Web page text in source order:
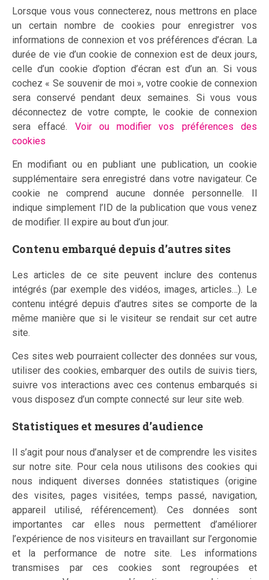
Lorsque vous vous connecterez, nous mettrons en place
un certain nombre de cookies pour enregistrer vos
informations de connexion et vos préférences d’écran. La
durée de vie d’un cookie de connexion est de deux jours,
celle d’un cookie d’option d’écran est d’un an. Si vous
cochez « Se souvenir de moi », votre cookie de connexion
sera conservé pendant deux semaines. Si vous vous
déconnectez de votre compte, le cookie de connexion
sera effacé. Voir ou modifier vos préférences des
cookies
En modifiant ou en publiant une publication, un cookie
supplémentaire sera enregistré dans votre navigateur. Ce
cookie ne comprend aucune donnée personnelle. Il
indique simplement l’ID de la publication que vous venez
de modifier. Il expire au bout d’un jour.
Contenu embarqué depuis d’autres sites
Les articles de ce site peuvent inclure des contenus
intégrés (par exemple des vidéos, images, articles…). Le
contenu intégré depuis d’autres sites se comporte de la
même manière que si le visiteur se rendait sur cet autre
site.
Ces sites web pourraient collecter des données sur vous,
utiliser des cookies, embarquer des outils de suivis tiers,
suivre vos interactions avec ces contenus embarqués si
vous disposez d’un compte connecté sur leur site web.
Statistiques et mesures d’audience
Il s’agit pour nous d’analyser et de comprendre les visites
sur notre site. Pour cela nous utilisons des cookies qui
nous indiquent diverses données statistiques (origine
des visites, pages visitées, temps passé, navigation,
appareil utilisé, référencement). Ces données sont
importantes car elles nous permettent d’améliorer
l’expérience de nos visiteurs en travaillant sur l’ergonomie
et la performance de notre site. Les informations
transmises par ces cookies sont regroupées et